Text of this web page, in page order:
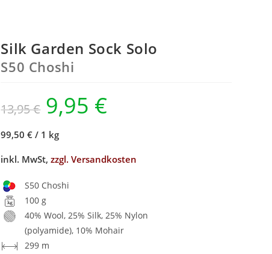
Silk Garden Sock Solo
S50 Choshi
13,95€ 9,95 €
99,50 € / 1 kg
inkl. MwSt,zzgl. Versandkosten
S50 Choshi
100 g
40% Wool, 25% Silk, 25% Nylon
(polyamide), 10% Mohair
299 m